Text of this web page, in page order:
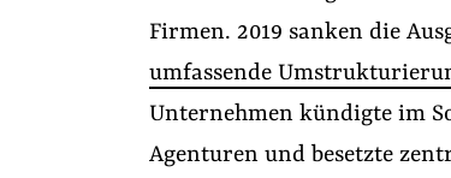
Firmen. 2019 sanken die
umfassende
Unternehmen kündigte im
Agenturen und besetzte